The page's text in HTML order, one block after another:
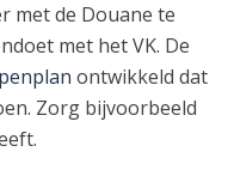
met de Douane te
met het VK. De
ontwikkeld dat
Zorg bijvoorbeeld